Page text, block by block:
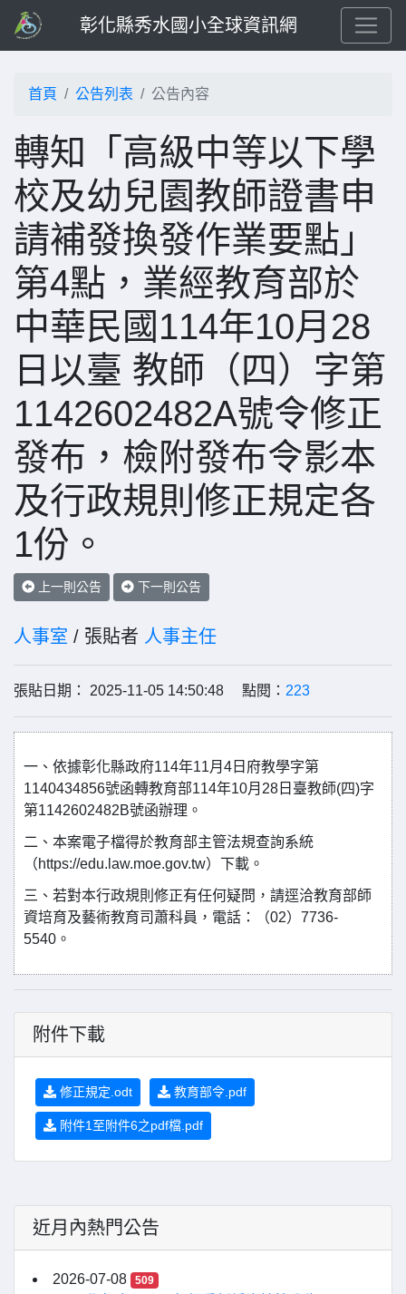
彰化縣秀水國小全球資訊網
首頁 公告列表 公告內容
轉知「高級中等以下學
校及幼兒園教師證書申
請補發換發作業要點」
第4點，業經教育部於
中華民國114年10月28
日以臺 教師（四）字第
1142602482A號令修正
發布，檢附發布令影本
及行政規則修正規定各
1份。
上一則公告 下一則公告
人事室 / 張貼者 人事主任
張貼日期： 2025-11-05 14:50:48 點閱： 223
一、依據彰化縣政府114年11月 4 日府教學字第
1140434856號函轉教育部114年10月 28 日臺教師(四)字
第1142602482B號函辦理。
二、本案電子檔得於教育部主管法規查詢系統
（https://edu.law.moe.gov.tw）下載。
三、若對本行政規則修正有任何疑問，請逕洽教育部師
資培育及藝術教育司蕭科員，電話：（02） 7736-
5540 。
附件下載
修正規定.odt 教育部令.pdf
附件1至附件6之pdf檔.pdf
近月內熱門公告
2026-07-08 509